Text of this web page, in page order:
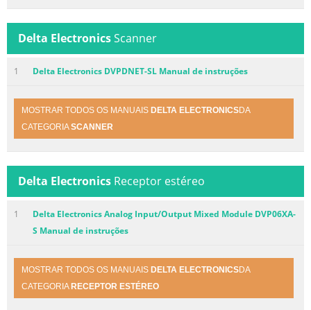
Delta ElectronicsScanner
1 Delta Electronics DVPDNET-SL Manual de instruções
MOSTRAR TODOS OS MANUAIS DELTA ELECTRONICSDA
CATEGORIASCANNER
Delta Electronics Receptor estéreo
1
Delta Electronics Analog Input/Output Mixed Module DVP06XA-
S Manual de instruções
MOSTRAR TODOS OS MANUAIS DELTA ELECTRONICSDA
CATEGORIA RECEPTOR ESTÉREO